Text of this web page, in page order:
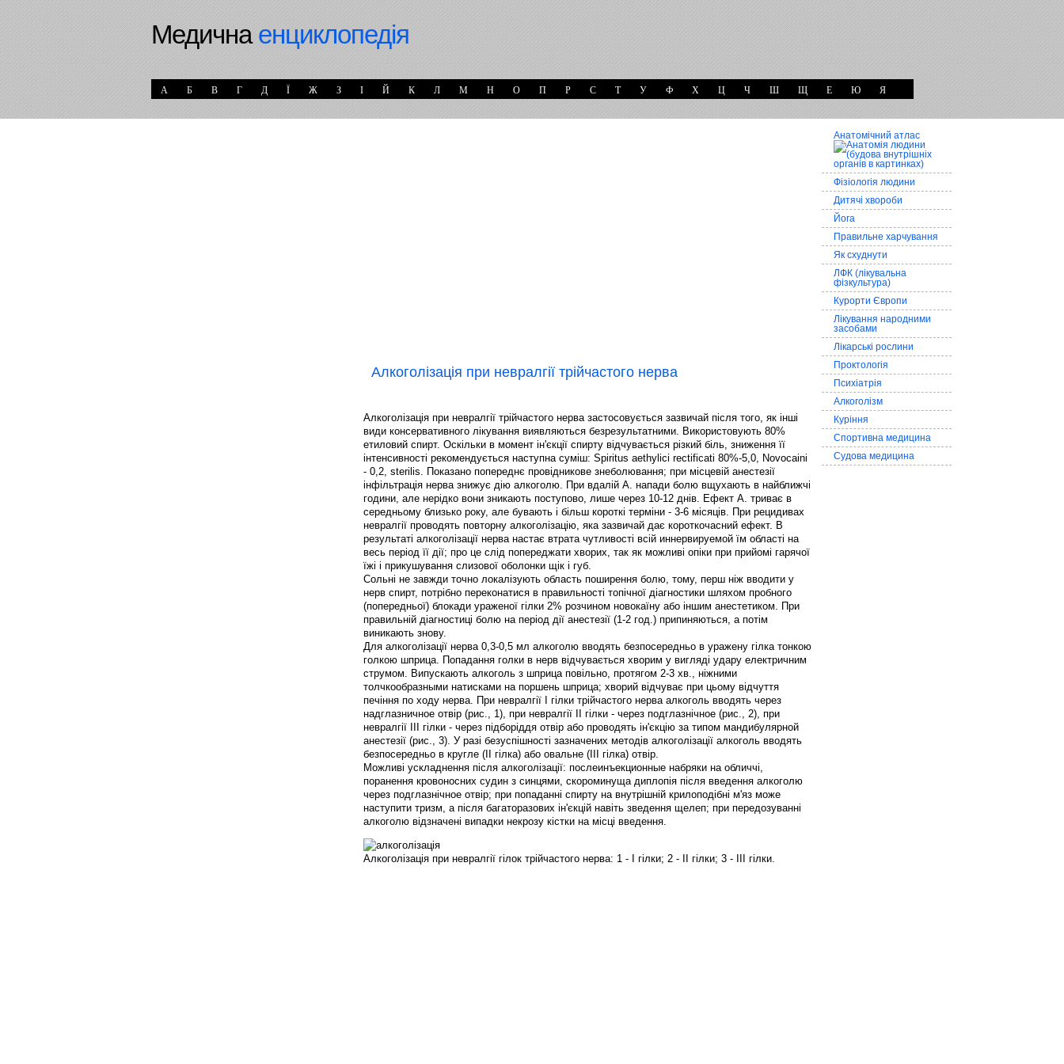
Медичнаенциклопедія
А Б В Г Д Ї Ж З І Й К Л М Н О П Р С Т У Ф Х Ц Ч Ш Щ Е Ю Я
Алкоголізація при невралгії трійчастого нерва
Алкоголізація при невралгії трійчастого нерва застосовується зазвичай після того, як інші
види консервативного лікування виявляються безрезультатними. Використовують 80%
етиловий спирт. Оскільки в момент ін'єкції спирту відчувається різкий біль, зниження її
інтенсивності рекомендується наступна суміш: Spiritus aethylici rectificati 80%-5,0, Novocaini
- 0,2, sterilis. Показано попереднє провідникове знеболювання; при місцевій анестезії
інфільтрація нерва знижує дію алкоголю. При вдалій А. напади болю вщухають в найближчі
години, але нерідко вони зникають поступово, лише через 10-12 днів. Ефект А. триває в
середньому близько року, але бувають і більш короткі терміни - 3-6 місяців. При рецидивах
невралгії проводять повторну алкоголізацію, яка зазвичай дає короткочасний ефект. В
результаті алкоголізації нерва настає втрата чутливості всій иннервируемой їм області на
весь період її дії; про це слід попереджати хворих, так як можливі опіки при прийомі гарячої
їжі і прикушування слизової оболонки щік і губ.
Сольні не завжди точно локалізують область поширення болю, тому, перш ніж вводити у
нерв спирт, потрібно переконатися в правильності топічної діагностики шляхом пробного
(попередньої) блокади ураженої гілки 2% розчином новокаїну або іншим анестетиком. При
правильній діагностиці болю на період дії анестезії (1-2 год.) припиняються, а потім
виникають знову.
Для алкоголізації нерва 0,3-0,5 мл алкоголю вводять безпосередньо в уражену гілка тонкою
голкою шприца. Попадання голки в нерв відчувається хворим у вигляді удару електричним
струмом. Випускають алкоголь з шприца повільно, протягом 2-3 хв., ніжними
толчкообразными натисками на поршень шприца; хворий відчуває при цьому відчуття
печіння по ходу нерва. При невралгії I гілки трійчастого нерва алкоголь вводять через
надглазничное отвір (рис., 1), при невралгії ІІ гілки - через подглазнічное (рис., 2), при
невралгії III гілки - через підборіддя отвір або проводять ін'єкцію за типом мандибулярной
анестезії (рис., 3). У разі безуспішності зазначених методів алкоголізації алкоголь вводять
безпосередньо в кругле (II гілка) або овальне (III гілка) отвір.
Можливі ускладнення після алкоголізації: послеинъекционные набряки на обличчі,
поранення кровоносних судин з синцями, скороминуща диплопія після введення алкоголю
через подглазнічное отвір; при попаданні спирту на внутрішній крилоподібні м'яз може
наступити тризм, а після багаторазових ін'єкцій навіть зведення щелеп; при передозуванні
алкоголю відзначені випадки некрозу кістки на місці введення.
Алкоголізація при невралгії гілок трійчастого нерва: 1 - I гілки; 2 - II гілки; 3 - III гілки.
Анатомічний атлас
Фізіологія людини
Дитячі хвороби
Йога
Правильне харчування
Як схуднути
ЛФК (лікувальна
фізкультура)
Курорти Європи
Лікування народними
засобами
Лікарські рослини
Проктологія
Психіатрія
Алкоголізм
Куріння
Спортивна медицина
Судова медицина